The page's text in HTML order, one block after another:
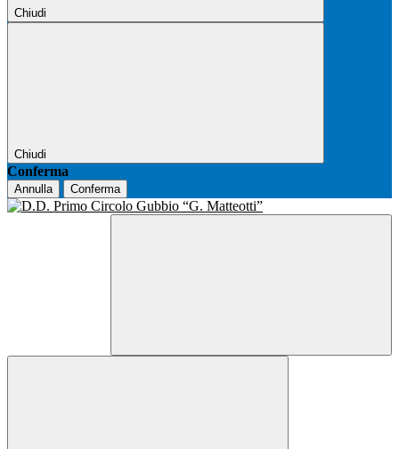
Chiudi
Chiudi
Conferma
Annulla Conferma